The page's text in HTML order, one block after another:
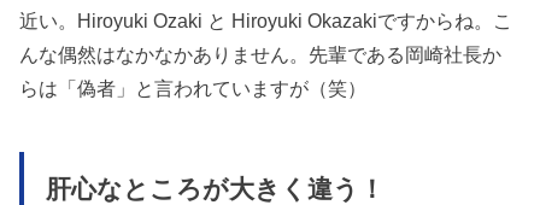
近い。Hiroyuki Ozaki と Hiroyuki Okazakiですからね。こ
んな偶然はなかなかありません。先輩である岡崎社長か
らは「偽者」と言われていますが（笑）
肝心なところが大きく違う！